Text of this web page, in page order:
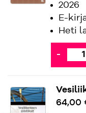
2026
E-
Heti
-
64,00